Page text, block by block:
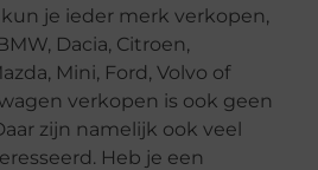
je ieder merk verkopen,
Dacia, Citroen,
Mini, Ford, Volvo of
verkopen is ook geen
zijn namelijk ook veel
Heb je een